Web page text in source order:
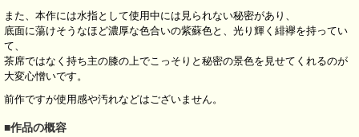
また、本作には水指として使用中には見られない秘密があり、
底面に蕩けそうなほど濃厚な色合いの紫蘇色と、光り輝く緋襷を持ってい
て、
茶席ではなく持ち主の膝の上でこっそりと秘密の景色を見せてくれるのが
大変心憎いです。
前作ですが使用感や汚れなどはございません。
■作品の概容